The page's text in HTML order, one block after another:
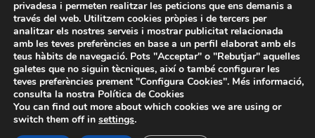
Coneix-nos
Empresa
Contacta’ns
Avís Legal
Política de Privacitat
Política de Privacitat Xarxes Socials
Política de cookies tècniques
privadesa i permeten realitzar les peticions que ens demanis a
través del web. Utilitzem cookies pròpies i de tercers per
analitzar els nostres serveis i mostrar publicitat relacionada
amb les teves preferències en base a un perfil elaborat amb els
teus hàbits de navegació. Pots "Acceptar" o "Rebutjar" aquelles
galetes que no siguin tècniques, així o també configurar les
teves preferències prement "Configura Cookies". Més informació,
consulta la nostra Política de Cookies
You can find out more about which cookies we are using or
switch them off in settings.